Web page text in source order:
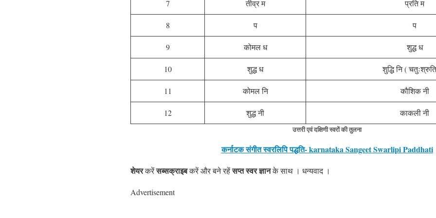
7 तीव्र म प्रति म
8 प प
9 कोमल ध शुद्ध ध
10 शुद्ध ध शुद्धि नि (
11 कोमल नि कौशिक नी
12 शुद्ध नी काकली नी
उत्तरी एवं दक्षिणीस्वरों कीतुलना
कर्नाटक संगीत स्वरलिपि पद्धति- karnataka Sangeet Swarlipi Paddhati
शेयरकरेंसब्सक्राइबकरें और बने रहेंसप्त स्वर ज्ञानके साथ । धन्यवाद ।
Advertisement